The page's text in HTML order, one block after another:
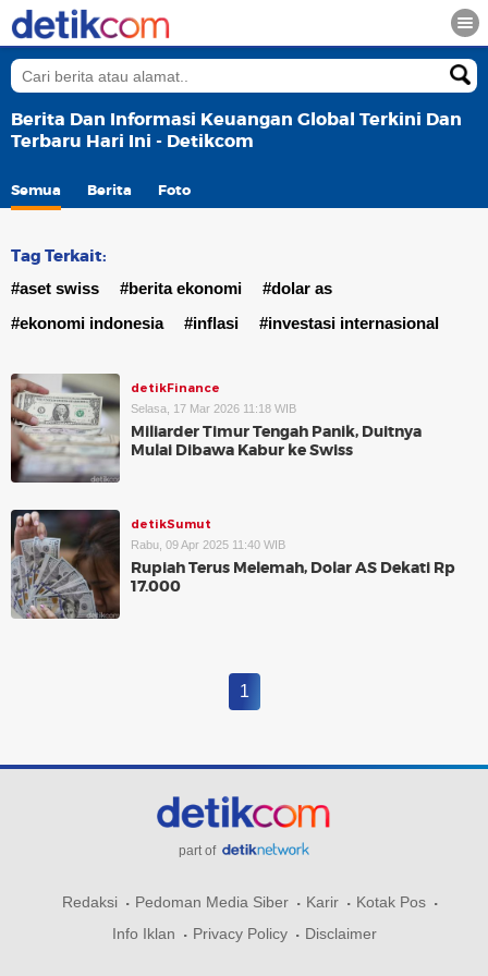
Berita Dan Informasi Keuangan Global Terkini Dan
Terbaru Hari Ini - Detikcom
Semua Berita Foto
Tag Terkait:
#aset swiss #berita ekonomi
#dolar as
#ekonomi indonesia
#inflasi #investasi internasional
detikFinance
Selasa, 17 Mar 2026 11:18 WIB
Miliarder Timur Tengah Panik, Duitnya
Mulai Dibawa Kabur ke Swiss
detikSumut
Rabu, 09 Apr 2025 11:40 WIB
Rupiah Terus Melemah, Dolar AS Dekati Rp
17.000
1
part of
Redaksi Pedoman Media Siber Karir
Kotak Pos
Info Iklan
Privacy Policy Disclaimer